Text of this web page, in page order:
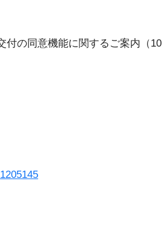
の同意機能に関するご案内（10